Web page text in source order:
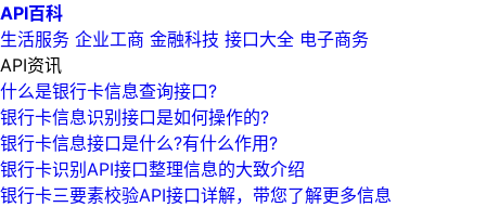
API百科
生活服务 企业工商 金融科技 接口大全 电子商务
API资讯
什么是银行卡信息查询接口?
银行卡信息识别接口是如何操作的?
银行卡信息接口是什么?有什么作用?
银行卡识别API接口整理信息的大致介绍
银行卡三要素校验API接口详解，带您了解更多信息